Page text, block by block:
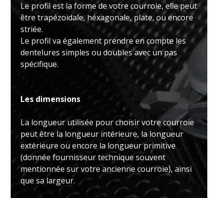
Le profil est la forme de votre courroie, elle peut
être trapézoïdale, héxagonale, plate, ou encore
striée.
Le profil va également prendre en compte les
dentelures simples ou doubles avec un pas
spécifique.
Les dimensions
La longueur utilisée pour choisir votre courroie
peut être la longueur intérieure, la longueur
extérieure ou encore la longueur primitive
(donnée fournisseur technique souvent
mentionnée sur votre ancienne courroie), ainsi
que sa largeur.